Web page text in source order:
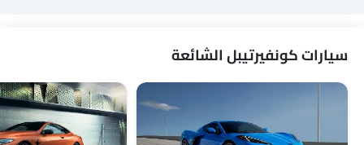
سيارات كونفيرتيبل الشائعة